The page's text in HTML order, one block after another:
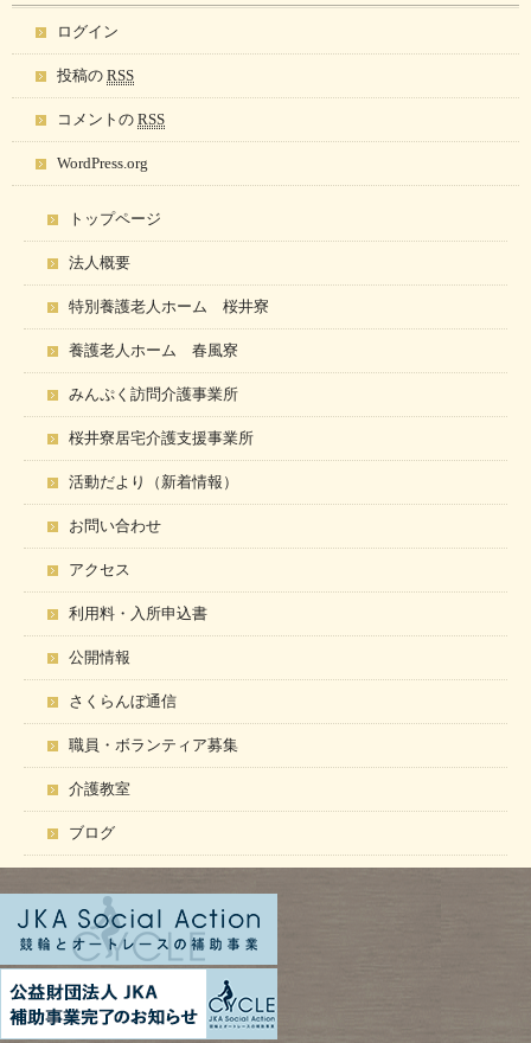
ログイン
投稿の RSS
コメントの RSS
WordPress.org
トップページ
法人概要
特別養護老人ホーム 桜井寮
養護老人ホーム 春風寮
みんぷく訪問介護事業所
桜井寮居宅介護支援事業所
活動だより（新着情報）
お問い合わせ
アクセス
利用料・入所申込書
公開情報
さくらんぼ通信
職員・ボランティア募集
介護教室
ブログ